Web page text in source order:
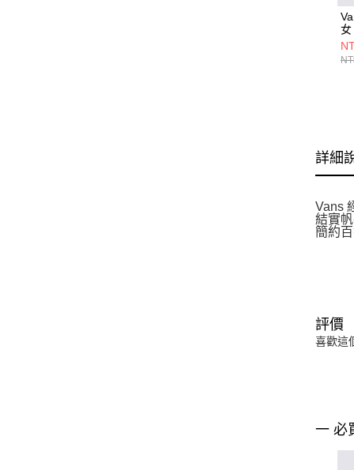
女
詳細
Vans
結實
簡約
評價
喜歡這
一 必